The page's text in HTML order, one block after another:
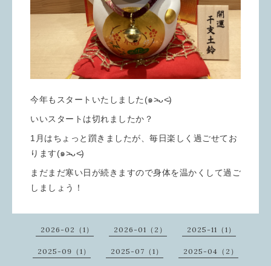
今年もスタートいたしました(๑˃̵ᴗ˂̵)
いいスタートは切れましたか？
1月はちょっと躓きましたが、毎日楽しく過ごせてお
ります(๑˃̵ᴗ˂̵)
まだまだ寒い日が続きますので身体を温かくして過ご
しましょう！
2026-02（1） 2026-01（2） 2025-11（1）
2025-09（1） 2025-07（1） 2025-04（2）